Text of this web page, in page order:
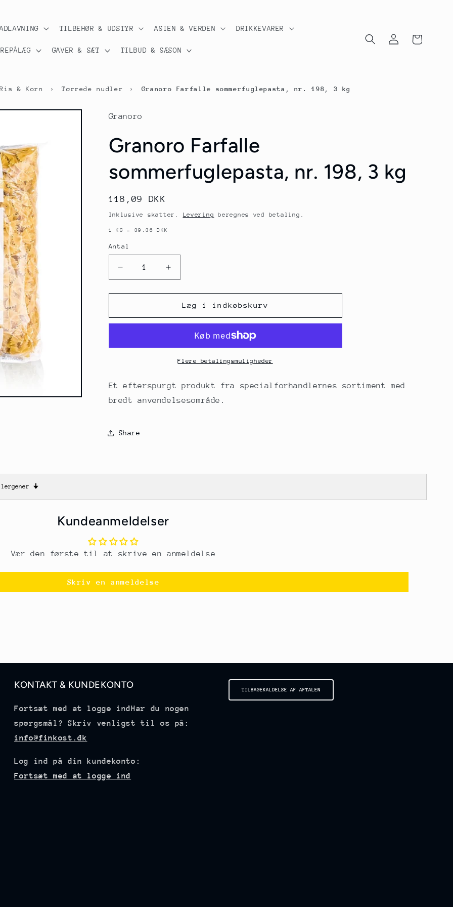
TILBEHØR & UDSTYR ASIEN & VERDEN DRIKKEVARER
GAVER & SÆT TILBUD & SÆSON
Log
ind
Indkøbskurv
& Korn › Tørrede nudler › Granoro Farfalle sommerfuglepasta, nr. 198, 3 kg
Granoro
Granoro Farfalle
sommerfuglepasta, nr. 198, 3 kg
Normalpris
118,09 DKK
Inklusive skatter. Levering beregnes ved betaling.
1 KG = 39.36 DKK
Antal
Antal
Reducer
antallet
for
Farfalle
198,
Øg
antallet
for
Granoro
Farfalle
198,
Læg i indkøbskurv
Flere betalingsmuligheder
Et efterspurgt produkt fra specialforhandlernes sortiment med
bredt anvendelsesområde.
Share
🠋
Kundeanmeldelser
Vær den første til at skrive en anmeldelse
Skriv en anmeldelse
KONTAKT & KUNDEKONTO
Fortsæt med at logge indHar du nogen
spørgsmål? Skriv venligst til os på:
info@finkost.dk
Log ind på din kundekonto:
Fortsæt med at logge ind
TILBAGEKALDELSE AF AFTALEN